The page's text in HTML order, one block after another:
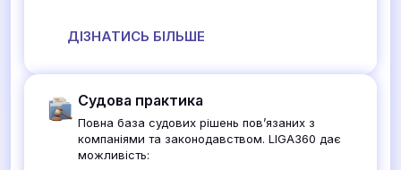
ДІЗНАТИСЬ БІЛЬШЕ
Судова практика
Повна база судових рішень повʼязаних з
компаніями та законодавством. LIGA360 дає
можливість: